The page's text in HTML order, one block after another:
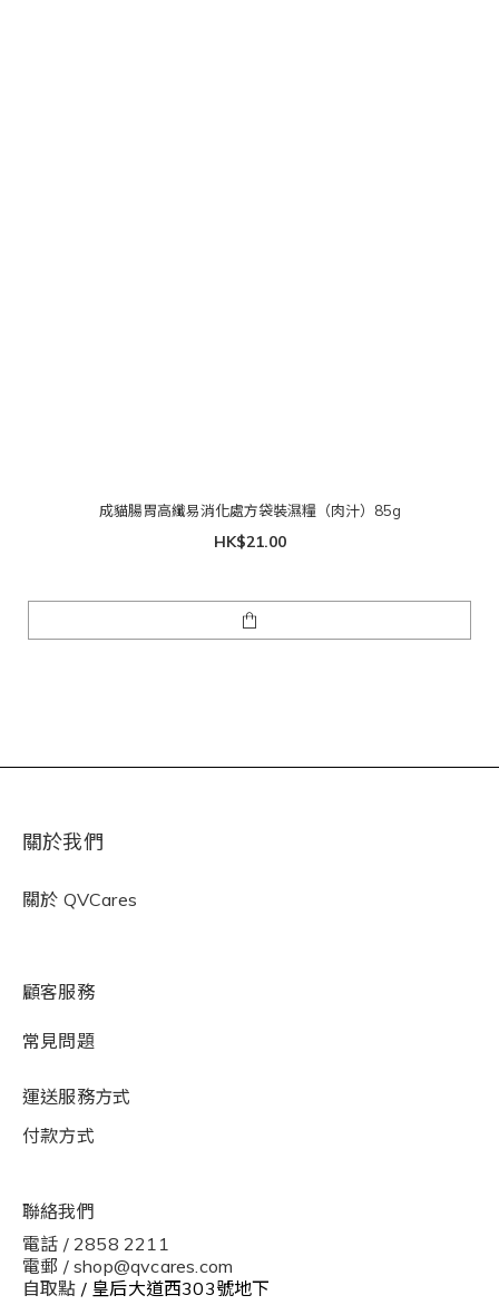
成貓腸胃高纖易消化處方袋裝濕糧（肉汁）85g
HK$21.00
關於我們
關於 QVCares
顧客服務
常見問題
運送服務方式
付款方式
聯絡我們
電話 / 2858 2211
電郵 / shop@qvcares.com
自取點 / 皇后大道西303號地下